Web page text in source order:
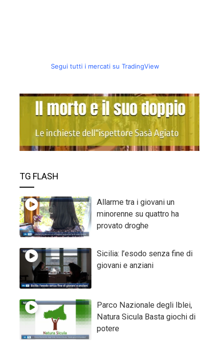
Segui tutti i mercati su TradingView
TG FLASH
Allarme tra i giovani un
minorenne su quattro ha
provato droghe
Sicilia: l’esodo senza fine di
giovani e anziani
Parco Nazionale degli Iblei,
Natura Sicula Basta giochi di
potere